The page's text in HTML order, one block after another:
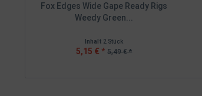
Fox Edges Wide Gape Ready Rigs
Weedy Green...
Inhalt 2 Stück
5,15 € * 5,49 € *